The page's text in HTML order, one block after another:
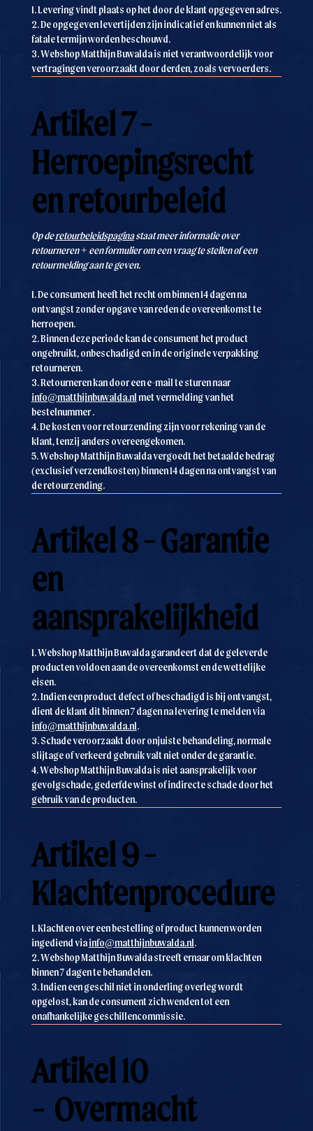
1. Levering vindt plaats op het door de klant opgegeven adres.
2. De opgegeven levertijden zijn indicatief en kunnen niet als
fatale termijn worden beschouwd.
3. Webshop Matthijn Buwalda is niet verantwoordelijk voor
vertragingen veroorzaakt door derden, zoals vervoerders.
Artikel 7 -
Herroepingsrecht
en retourbeleid
Op deretourbeleidspaginastaat meer informatie over
retourneren + een formulier om een vraag te stellen of een
retourmelding aan te geven.
1. De consument heeft het recht om binnen 14 dagen na
ontvangst zonder opgave van reden de overeenkomst te
herroepen.
2. Binnen deze periode kan de consument het product
ongebruikt, onbeschadigd en in de originele verpakking
retourneren.
3. Retourneren kan door een e-mail te sturen naar
info@matthijnbuwalda.nlmet vermelding van het
bestelnummer .
4. De kosten voor retourzending zijn voor rekening van de
klant, tenzij anders overeengekomen.
5. Webshop Matthijn Buwalda vergoedt het betaalde bedrag
(exclusief verzendkosten) binnen 14 dagen na ontvangst van
de retourzending.
Artikel 8 - Garantie
en
aansprakelijkheid
1. Webshop Matthijn Buwalda garandeert dat de geleverde
producten voldoen aan de overeenkomst en de wettelijke
eisen.
2. Indien een product defect of beschadigd is bij ontvangst,
dient de klant dit binnen 7 dagen na levering te melden via
info@matthijnbuwalda.nl.
3. Schade veroorzaakt door onjuiste behandeling, normale
slijtage of verkeerd gebruik valt niet onder de garantie.
4. Webshop Matthijn Buwalda is niet aansprakelijk voor
gevolgschade, gederfde winst of indirecte schade door het
gebruik van de producten.
Artikel 9 -
Klachtenprocedure
1. Klachten over een bestelling of product kunnen worden
ingediend viainfo@matthijnbuwalda.nl.
2. Webshop Matthijn Buwalda streeft ernaar om klachten
binnen 7 dagen te behandelen.
3. Indien een geschil niet in onderling overleg wordt
opgelost, kan de consument zich wenden tot een
onafhankelijke geschillencommissie.
Artikel 10
- Overmacht